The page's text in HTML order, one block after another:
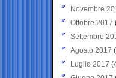
Novembre
Ottobre 2017
Settembre
Agosto 2017
Luglio 2017